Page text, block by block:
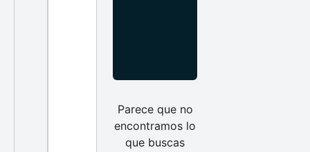
Parece que no
encontramos lo
que buscas